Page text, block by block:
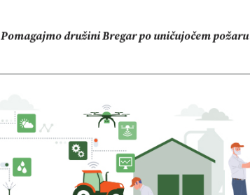
Vročina in suša obremenjujeta evropsko kmetijstvo